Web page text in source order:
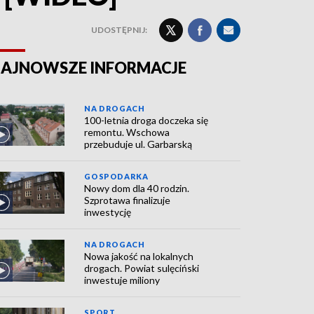
UDOSTĘPNIJ:
INFORMACJE
NA DROGACH
100-letnia droga doczeka się
remontu. Wschowa
przebuduje ul. Garbarską
GOSPODARKA
Nowy dom dla 40 rodzin.
Szprotawa finalizuje
inwestycję
NA DROGACH
Nowa jakość na lokalnych
drogach. Powiat sulęciński
inwestuje miliony